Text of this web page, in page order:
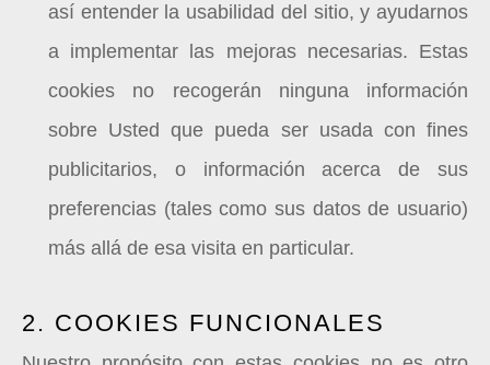
así entender la usabilidad del sitio, y ayudarnos
a implementar las mejoras necesarias. Estas
cookies no recogerán ninguna información
sobre Usted que pueda ser usada con fines
publicitarios, o información acerca de sus
preferencias (tales como sus datos de usuario)
más allá de esa visita en particular.
2. COOKIES FUNCIONALES